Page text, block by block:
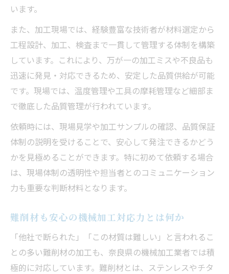
います。
また、加工現場では、経験豊富な技術者が材料選定から
工程設計、加工、検査まで一貫して管理する体制を構築
しています。これにより、万が一の加工ミスや不良品も
迅速に発見・対応できるため、安定した品質供給が可能
です。現場では、温度管理や工具の摩耗管理など細部ま
で徹底した品質管理が行われています。
依頼時には、現場見学や加工サンプルの確認、品質保証
体制の説明を受けることで、安心して発注できるかどう
かを見極めることができます。特に初めて依頼する場合
は、現場体制の透明性や担当者とのコミュニケーション
力も重要な判断材料となります。
難削材も安心の機械加工対応力とは何か
「他社で断られた」「この材質は難しい」と言われるこ
との多い難削材の加工も、奈良県の機械加工業者では積
極的に対応しています。難削材とは、ステンレスやチタ